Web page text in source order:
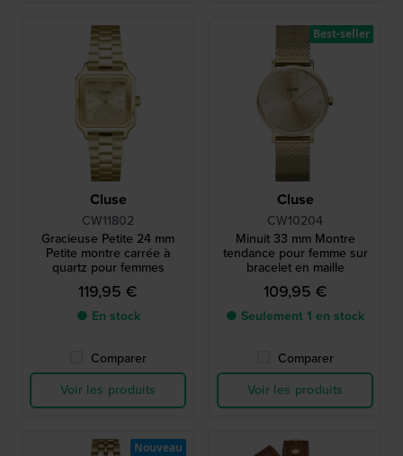
Cluse
CW11802
Gracieuse Petite 24 mm
Petite montre carrée à
quartz pour femmes
119,95 €
● En stock
Comparer
Voir les produits
Cluse
CW10204
Minuit 33 mm Montre
tendance pour femme sur
bracelet en maille
109,95 €
● Seulement 1 en stock
Comparer
Voir les produits
Best-seller
Nouveau